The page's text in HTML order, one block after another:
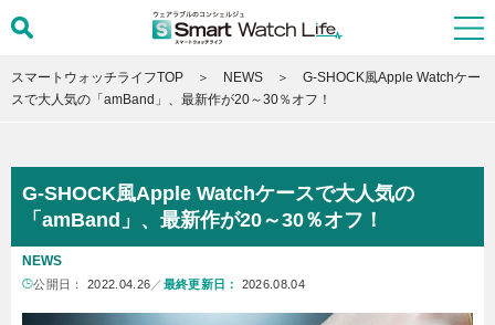
スマートウォッチライフTOP NEWS
G-SHOCK風Apple Watchケー
スで大人気の「amBand」、最新作が20～30％オフ！
G-SHOCK風Apple Watchケースで大人気の
「amBand」、最新作が20～30％オフ！
NEWS
公開日： 2022.04.26 ／ 最終更新日： 2026.08.04